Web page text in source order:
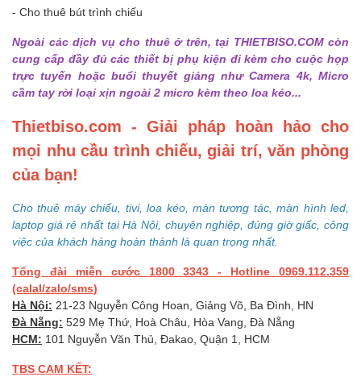
- Cho thuê bút trình chiếu
Ngoài các dịch vụ cho thuê ở trên, tại THIETBISO.COM còn
cung cấp đầy đủ các thiết bị phụ kiện đi kèm cho cuộc họp
trực tuyến hoặc buổi thuyết giảng như Camera 4k, Micro
cầm tay rời loại xịn ngoài 2 micro kèm theo loa kéo...
Thietbiso.com - Giải pháp hoàn hảo cho
mọi nhu cầu trình chiếu, giải trí, văn phòng
của bạn!
Cho thuê máy chiếu, tivi, loa kéo, màn tương tác, màn hình led,
laptop giá rẻ nhất tại Hà Nội, chuyên nghiệp, đúng giờ giấc, công
việc của khách hàng hoàn thành là quan trọng nhất.
Tổng đài miễn cước 1800 3343 - Hotline 0969.112.359
(calal/zalo/sms)
Hà Nội: 21-23 Nguyễn Công Hoan, Giảng Võ, Ba Đình, HN
Đà Nẵng: 529 Mẹ Thứ, Hoà Châu, Hòa Vang, Đà Nẵng
HCM: 101 Nguyễn Văn Thủ, Đakao, Quận 1, HCM
TBS CAM KẾT: